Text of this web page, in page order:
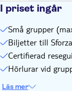
I priset ingår
Små grupper
Biljetter till
Certifierad
Hörlurar vid
Läs mer